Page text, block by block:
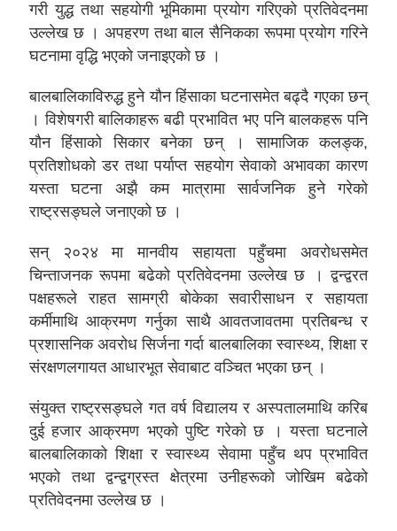
गरी युद्ध तथा सहयोगी भूमिकामा प्रयोग गरिएको प्रतिवेदनमा
उल्लेख छ । अपहरण तथा बाल सैनिकका रूपमा प्रयोग गरिने
घटनामा वृद्धि भएको जनाइएको छ ।
बालबालिकाविरुद्ध हुने यौन हिंसाका घटनासमेत बढ्दै गएका छन्
। विशेषगरी बालिकाहरू बढी प्रभावित भए पनि बालकहरू पनि
यौन हिंसाको सिकार बनेका छन् । सामाजिक कलङ्क,
प्रतिशोधको डर तथा पर्याप्त सहयोग सेवाको अभावका कारण
यस्ता घटना अझै कम मात्रामा सार्वजनिक हुने गरेको
राष्ट्रसङ्घले जनाएको छ ।
सन् २०२४ मा मानवीय सहायता पहुँचमा अवरोधसमेत
चिन्ताजनक रूपमा बढेको प्रतिवेदनमा उल्लेख छ । द्वन्द्वरत
पक्षहरूले राहत सामग्री बोकेका सवारीसाधन र सहायता
कर्मीमाथि आक्रमण गर्नुका साथै आवतजावतमा प्रतिबन्ध र
प्रशासनिक अवरोध सिर्जना गर्दा बालबालिका स्वास्थ्य, शिक्षा र
संरक्षणलगायत आधारभूत सेवाबाट वञ्चित भएका छन् ।
संयुक्त राष्ट्रसङ्घले गत वर्ष विद्यालय र अस्पतालमाथि करिब
दुई हजार आक्रमण भएको पुष्टि गरेको छ । यस्ता घटनाले
बालबालिकाको शिक्षा र स्वास्थ्य सेवामा पहुँच थप प्रभावित
भएको तथा द्वन्द्वग्रस्त क्षेत्रमा उनीहरूको जोखिम बढेको
प्रतिवेदनमा उल्लेख छ ।